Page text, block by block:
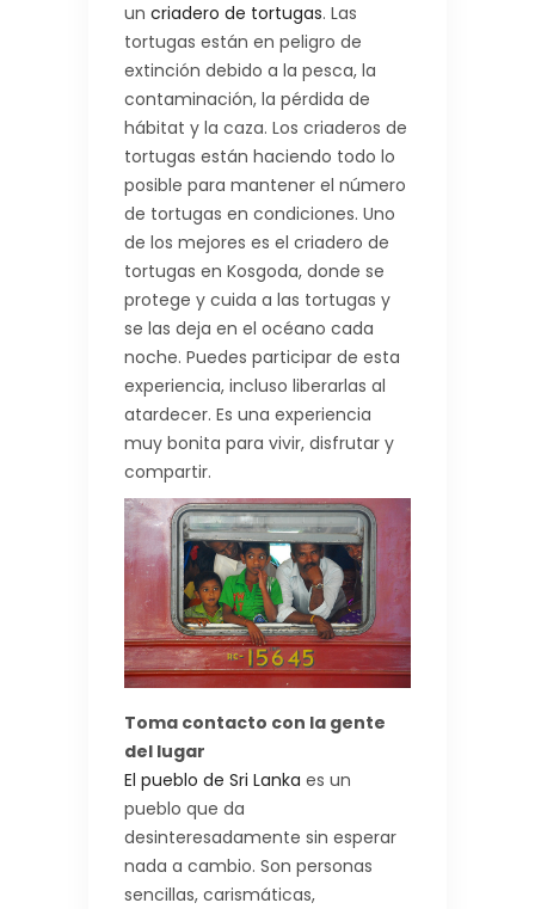
un criadero de tortugas. Las
tortugas están en peligro de
extinción debido a la pesca, la
contaminación, la pérdida de
hábitat y la caza. Los criaderos de
tortugas están haciendo todo lo
posible para mantener el número
de tortugas en condiciones. Uno
de los mejores es el criadero de
tortugas en Kosgoda, donde se
protege y cuida a las tortugas y
se las deja en el océano cada
noche. Puedes participar de esta
experiencia, incluso liberarlas al
atardecer. Es una experiencia
muy bonita para vivir, disfrutar y
compartir.
Toma contacto con la gente
del lugar
El pueblo de Sri Lanka es un
pueblo que da
desinteresadamente sin esperar
nada a cambio. Son personas
sencillas, carismáticas,